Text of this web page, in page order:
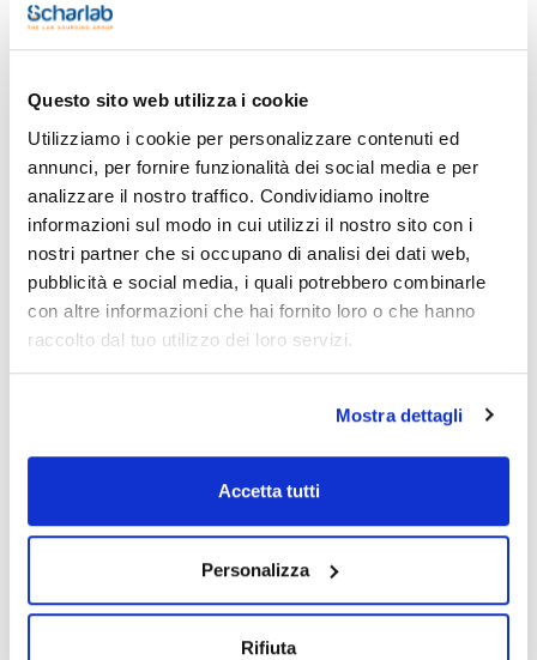
Questo sito web utilizza i cookie
Utilizziamo i cookie per personalizzare contenuti ed
annunci, per fornire funzionalità dei social media e per
analizzare il nostro traffico. Condividiamo inoltre
informazioni sul modo in cui utilizzi il nostro sito con i
nostri partner che si occupano di analisi dei dati web,
pubblicità e social media, i quali potrebbero combinarle
con altre informazioni che hai fornito loro o che hanno
raccolto dal tuo utilizzo dei loro servizi.
Mostra dettagli
Accetta tutti
Personalizza
Rifiuta
x 1 l
Codice
AL03151000
Confezionamento
x 1 l :: Glass
bottle
Prezzo
Acquista
Disponibilità
Controlla le
scorte
AL03152500
x 2,5 l :: Glass
Acquista
Controlla le